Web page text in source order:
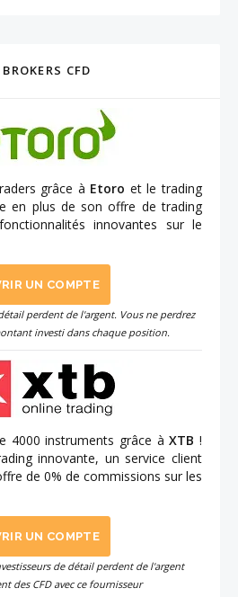
CFD
grâce à Etoro et le trading
en plus de son offre de trading
innovantes sur le
UN COMPTE
perdent de l'argent. Vous ne perdrez
investi dans chaque position.
4000 instruments grâce àXTB !
innovante, un service client
de 0% de commissions sur les
UN COMPTE
de détail perdent de l'argent
des CFD avec ce fournisseur